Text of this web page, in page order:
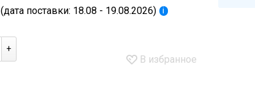
(дата поставки: 18.08 - 19.08.2026) i
+
В избранное